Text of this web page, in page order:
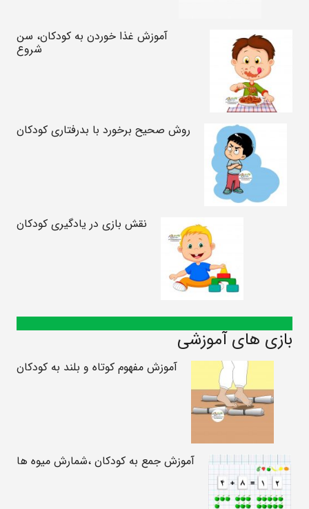
آموزش غذا خوردن به کودکان، سن
شروع
روش صحیح برخورد با بدرفتاری کودکان
نقش بازی در یادگیری کودکان
بازی های آموزشی
آموزش مفهوم کوتاه و بلند به کودکان
آموزش جمع به کودکان ،شمارش میوه ها